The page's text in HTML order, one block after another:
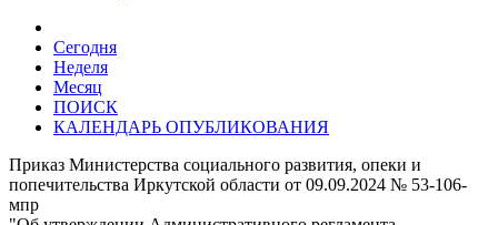
Сегодня
Неделя
Месяц
ПОИСК
КАЛЕНДАРЬ ОПУБЛИКОВАНИЯ
Приказ Министерства социального развития, опеки и
попечительства Иркутской области от 09.09.2024 № 53-106-
мпр